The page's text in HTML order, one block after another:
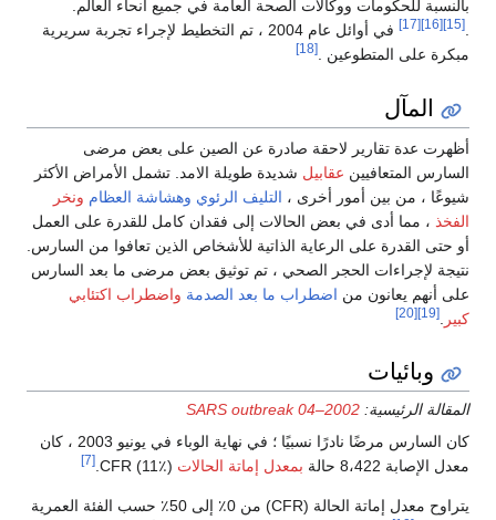
بالنسبة للحكومات ووكالات الصحة العامة في جميع أنحاء العالم.
[16]
[17]
في أوائل عام 2004 ، تم التخطيط لإجراء تجربة سريرية
مبكرة على المتطوعين .
المآل
أظهرت عدة تقارير لاحقة صادرة عن الصين على بعض مرضى
السارس المتعافيينعقابيل شديدة طويلة الامد. تشمل الأمراض الأكثر
شيوعًا ، من بين أمور أخرى ،التليف الرئوي وهشاشة العظام ونخر
الفخذ، مما أدى في بعض الحالات إلى فقدان كامل للقدرة على العمل
أو حتى القدرة على الرعاية الذاتية للأشخاص الذين تعافوا من السارس.
نتيجة لإجراءات الحجر الصحي ، تم توثيق بعض مرضى ما بعد السارس
على أنهم يعانون مناضطراب ما بعد الصدمة واضطراب اكتئابي
كبير.
[20]
وبائيات
المقالة الرئيسية:2002–04 SARS outbreak
كان السارس مرضًا نادرًا نسبيًا ؛ في نهاية الوباء في يونيو 2003 ، كان
معدل الإصابة 8،422 حالة
بمعدل إماتة الحالات(CFR (11٪. [7]
يتراوح معدل إماتة الحالة (CFR) من 0٪ إلى 50٪ حسب الفئة العمرية